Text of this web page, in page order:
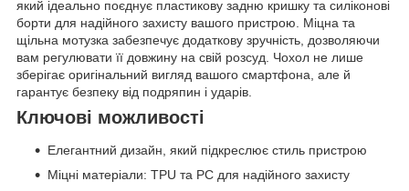
який ідеально поєднує пластикову задню кришку та силіконові
борти для надійного захисту вашого пристрою. Міцна та
щільна мотузка забезпечує додаткову зручність, дозволяючи
вам регулювати її довжину на свій розсуд. Чохол не лише
зберігає оригінальний вигляд вашого смартфона, але й
гарантує безпеку від подряпин і ударів.
Ключові можливості
Елегантний дизайн, який підкреслює стиль пристрою
Міцні матеріали: TPU та PC для надійного захисту